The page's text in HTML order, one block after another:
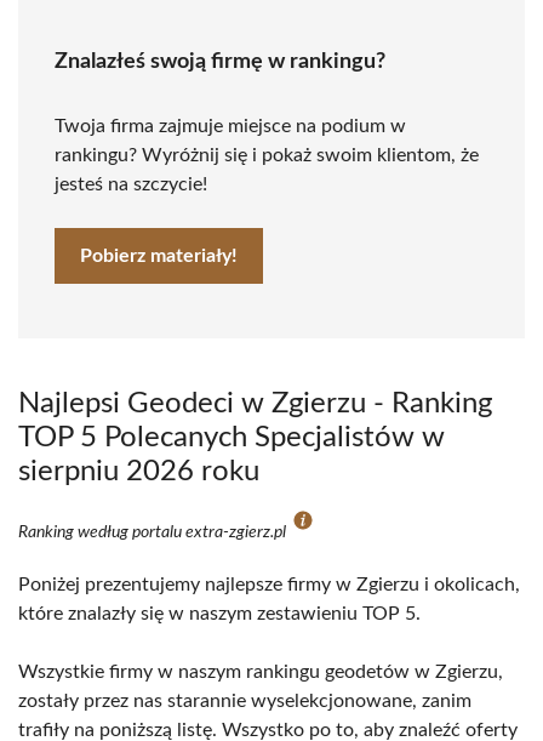
Znalazłeś swoją firmę w rankingu?
Twoja firma zajmuje miejsce na podium w
rankingu? Wyróżnij się i pokaż swoim klientom, że
jesteś na szczycie!
Pobierz materiały!
Najlepsi Geodeci w Zgierzu - Ranking
TOP 5 Polecanych Specjalistów w
sierpniu 2026 roku
Ranking według portalu extra-zgierz.pl
Poniżej prezentujemy najlepsze firmy w Zgierzu i okolicach,
które znalazły się w naszym zestawieniu TOP 5.
Wszystkie firmy w naszym rankingu geodetów w Zgierzu,
zostały przez nas starannie wyselekcjonowane, zanim
trafiły na poniższą listę. Wszystko po to, aby znaleźć oferty